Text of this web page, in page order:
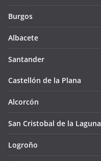
Burgos
Albacete
Santander
Castellón de la Plana
Alcorcón
San Cristobal de la Laguna
Logroño